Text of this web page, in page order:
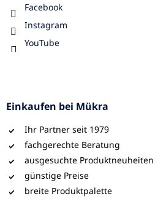
Facebook
Instagram
YouTube
Einkaufen bei Mükra
Ihr Partner seit 1979
fachgerechte Beratung
ausgesuchte Produktneuheiten
günstige Preise
breite Produktpalette